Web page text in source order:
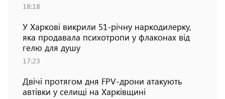
18:18
У Харкові викрили 51-річну наркодилерку,
яка продавала психотропи у флаконах від
гелю для душу
17:23
Двічі протягом дня FPV-дрони атакують
автівки у селищі на Харківщині